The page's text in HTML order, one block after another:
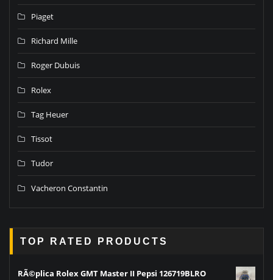
Piaget
Richard Mille
Roger Dubuis
Rolex
Tag Heuer
Tissot
Tudor
Vacheron Constantin
TOP RATED PRODUCTS
RÃ©plica Rolex GMT Master II Pepsi 126719BLRO